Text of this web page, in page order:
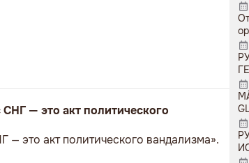
— это акт политического
это акт политического вандализма».